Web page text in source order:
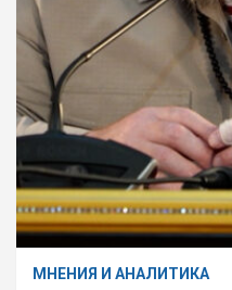
МНЕНИЯ И АНАЛИТИКА